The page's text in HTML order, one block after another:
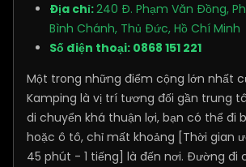
Địa chỉ:240 Đ. Phạm Văn Đồng,
Bình Chánh, Thủ Đức, Hồ Chí Minh
Số điện thoại: 0868 151 221
Một trong những điểm cộng lớn nhất
Kamping là vị trí tương đối gần trung
di chuyển khá thuận lợi, bạn có thể đi
hoặc ô tô, chỉ mất khoảng [Thời gian
45 phút - 1 tiếng] là đến nơi. Đường đi